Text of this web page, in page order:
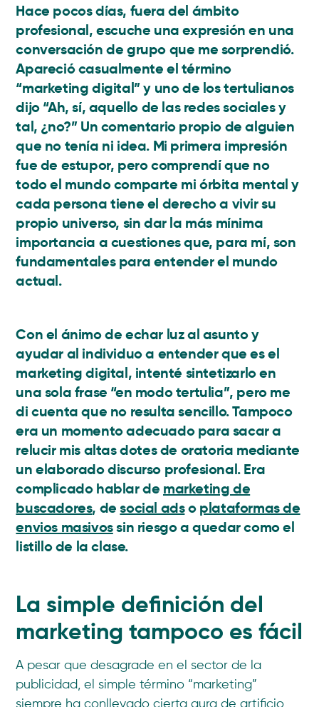
Hace pocos días, fuera del ámbito
profesional, escuche una expresión en una
conversación de grupo que me sorprendió.
Apareció casualmente el término
“marketing digital” y uno de los tertulianos
dijo “Ah, sí, aquello de las redes sociales y
tal, ¿no?” Un comentario propio de alguien
que no tenía ni idea. Mi primera impresión
fue de estupor, pero comprendí que no
todo el mundo comparte mi órbita mental y
cada persona tiene el derecho a vivir su
propio universo, sin dar la más mínima
importancia a cuestiones que, para mí, son
fundamentales para entender el mundo
actual.
Con el ánimo de echar luz al asunto y
ayudar al individuo a entender que es el
marketing digital, intenté sintetizarlo en
una sola frase “en modo tertulia”, pero me
di cuenta que no resulta sencillo. Tampoco
era un momento adecuado para sacar a
relucir mis altas dotes de oratoria mediante
un elaborado discurso profesional. Era
complicado hablar de marketing de
buscadores, desocial adsoplataformas de
envios masivossin riesgo a quedar como el
listillo de la clase.
La simple definición del
marketing tampoco es fácil
A pesar que desagrade en el sector de la
publicidad, el simple término “marketing”
siempre ha conllevado cierta aura de artificio,